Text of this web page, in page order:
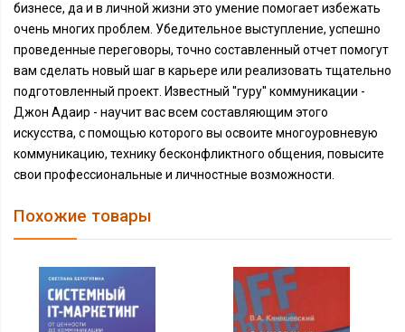
бизнесе, да и в личной жизни это умение помогает избежать
очень многих проблем. Убедительное выступление, успешно
проведенные переговоры, точно составленный отчет помогут
вам сделать новый шаг в карьере или реализовать тщательно
подготовленный проект. Известный ''гуру'' коммуникации -
Джон Адаир - научит вас всем составляющим этого
искусства, с помощью которого вы освоите многоуровневую
коммуникацию, технику бесконфликтного общения, повысите
свои профессиональные и личностные возможности.
Похожие товары